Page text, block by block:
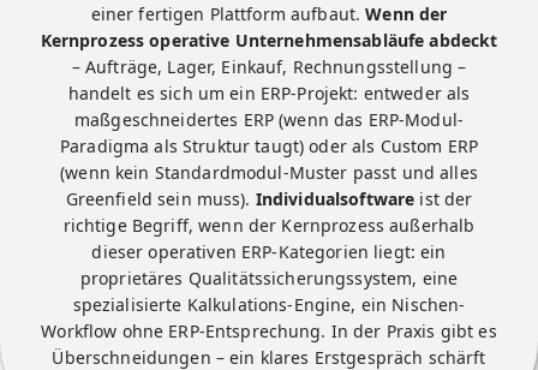
einer fertigen Plattform aufbaut.Wenn der
Kernprozess operative Unternehmensabläufe abdeckt
– Aufträge, Lager, Einkauf, Rechnungsstellung –
handelt es sich um ein ERP-Projekt: entweder als
maßgeschneidertes ERP (wenn das ERP-Modul-
Paradigma als Struktur taugt) oder als Custom ERP
(wenn kein Standardmodul-Muster passt und alles
Greenfield sein muss). Individualsoftware ist der
richtige Begriff, wenn der Kernprozessaußerhalb
dieser operativen ERP-Kategorien liegt: ein
proprietäres Qualitätssicherungssystem, eine
spezialisierte Kalkulations-Engine, ein Nischen-
Workflow ohne ERP-Entsprechung. In der Praxis gibt es
Überschneidungen – ein klares Erstgespräch schärft